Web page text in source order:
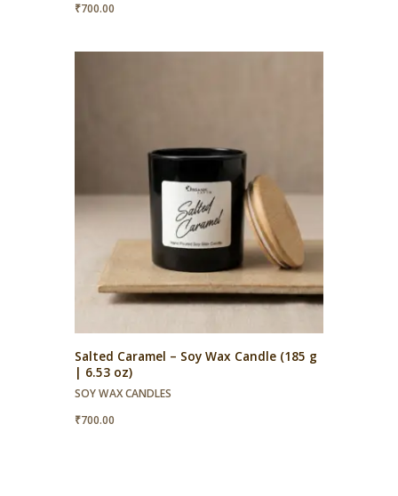
₹700.00
Salted Caramel – Soy Wax Candle (185 g
| 6.53 oz)
SOY WAX CANDLES
₹700.00